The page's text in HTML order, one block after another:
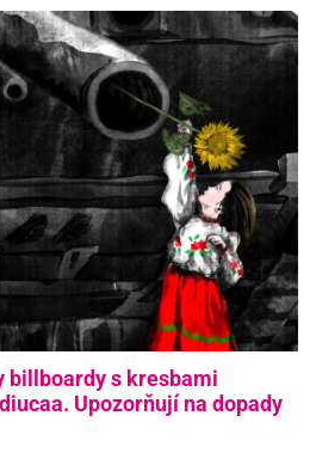
billboardy s kresbami
Upozorňují na dopady